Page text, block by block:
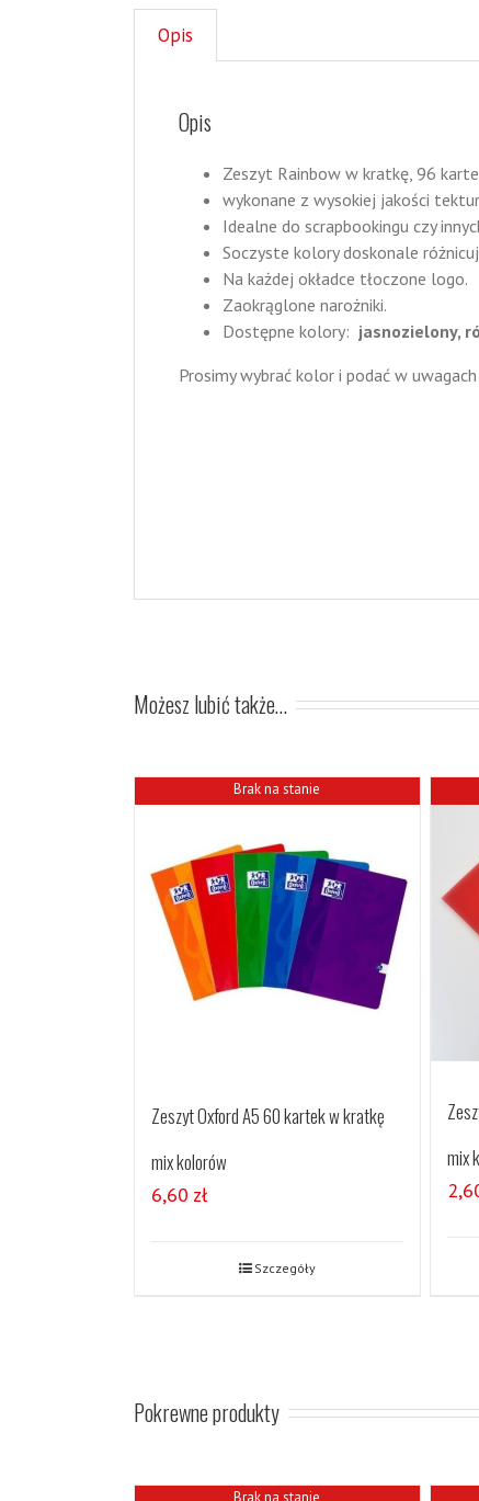
Opis
Opis
Zeszyt Rainbow w kratkę, 96
wykonane z wysokiej jakości
Idealne do scrapbookingu czy
Soczyste kolory doskonale
Na każdej okładce tłoczone logo.
Zaokrąglone narożniki.
Dostępne kolory: jasnozielony,
Prosimy wybrać kolor i podać w
Możesz lubić także…
Brak na stanie
Zeszyt Oxford A5 60 kartek w kratkę
mix kolorów
6,60 zł
Szczegóły
mix
Pokrewne produkty
Brak na stanie